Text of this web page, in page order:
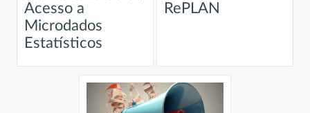
Acesso a
Microdados
Estatísticos
RePLAN